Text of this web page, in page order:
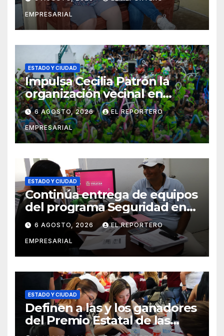
entrega de aparatos
ortopédicos
EMPRESARIAL
ESTADO Y CIUDAD
Impulsa Cecilia Patrón la
organización vecinal en
Mérida y suma a comités de
vigilancia en la prevención
social del delito
6 AGOSTO, 2026 EL REPORTERO
EMPRESARIAL
ESTADO Y CIUDAD
Continúa entrega de equipos
del programa Seguridad en
el Mar
6 AGOSTO, 2026 EL REPORTERO
EMPRESARIAL
ESTADO Y CIUDAD
Definen a las y los ganadores
del Premio Estatal de las
Juventudes 2026